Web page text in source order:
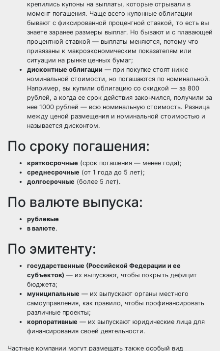
крепились купоны на выплаты, которые отрывали в
момент погашения. Чаще всего купонные облигации
бывают с фиксированной процентной ставкой, то есть вы
знаете заранее размеры выплат. Но бывают и c плавающей
процентной ставкой — выплаты меняются, потому что
привязаны к макроэкономическим показателям или
ситуации на рынке ценных бумаг;
дисконтные облигации — при покупке стоят ниже
номинальной стоимости, но погашаются по номинальной.
Например, вы купили облигацию со скидкой — за 800
рублей, а когда ее срок действия закончился, получили за
нее 1000 рублей — всю номинальную стоимость. Разница
между ценой размещения и номинальной стоимостью и
называется дисконтом.
По сроку погашения:
краткосрочные (срок погашения — менее года);
среднесрочные (от 1 года до 5 лет);
долгосрочные (более 5 лет).
По валюте выпуска:
рублевые
в валюте.
По эмитенту:
государственные (Российской Федерации и ее
субъектов) — их выпускают, чтобы покрыть дефицит
бюджета;
муниципальные — их выпускают органы местного
самоуправления, как правило, чтобы профинансировать
различные проекты;
корпоративные — их выпускают юридические лица для
финансирования своей деятельности.
Частные компании могут размещать также особый вид